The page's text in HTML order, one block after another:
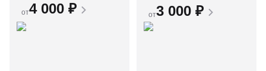
от4 000 ₽ от3 000 ₽